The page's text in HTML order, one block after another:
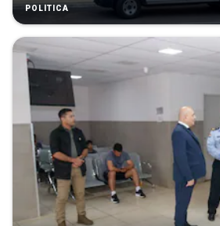
POLÍTICA